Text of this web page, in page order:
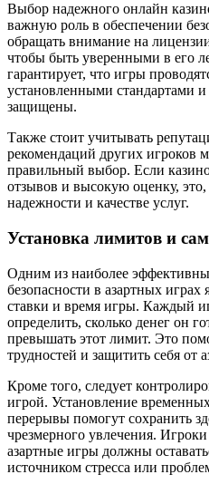
Выбор надежного онлайн
важную роль в обеспечении
обращать внимание на
чтобы быть уверенными в его
гарантирует, что игры
установленными стандартами
защищены.
Также стоит учитывать
рекомендаций других игроков
правильный выбор. Если
отзывов и высокую оценку, это,
надежности и качестве услуг.
Установка лимитов и
Одним из наиболее
безопасности в азартных играх
ставки и время игры. Каждый
определить, сколько денег он
превышать этот лимит. Это
трудностей и защитить себя от
Кроме того, следует
игрой. Установление
перерывы помогут сохранить
чрезмерного увлечения.
азартные игры должны
источником стресса или